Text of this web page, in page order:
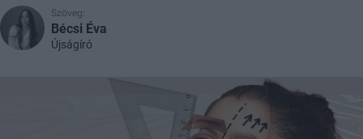
Szöveg:
Bécsi Éva
Újságíró